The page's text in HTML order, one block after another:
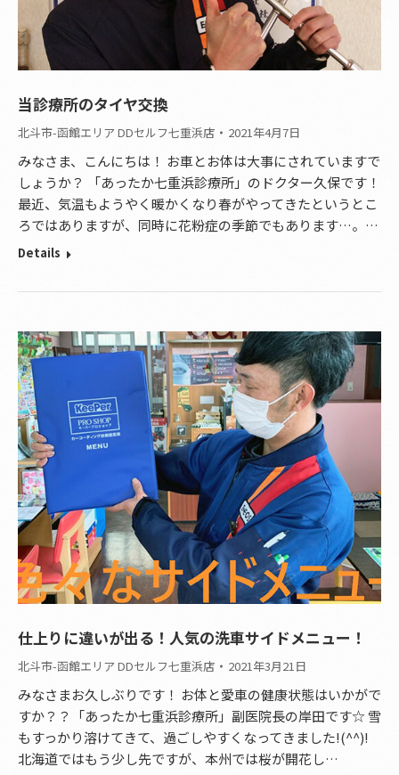
当診療所のタイヤ交換
北斗市-函館エリア DDセルフ七重浜店 2021年4月7日
みなさま、こんにちは！ お車とお体は大事にされていますで
しょうか？ 「あったか七重浜診療所」のドクター久保です！
最近、気温もようやく暖かくなり春がやってきたというとこ
ろではありますが、同時に花粉症の季節でもあります…。…
Details
仕上りに違いが出る！人気の洗車サイドメニュー！
北斗市-函館エリア DDセルフ七重浜店 2021年3月21日
みなさまお久しぶりです！ お体と愛車の健康状態はいかがで
すか？？「あったか七重浜診療所」副医院長の岸田です☆ 雪
もすっかり溶けてきて、過ごしやすくなってきました!(^^)!
北海道ではもう少し先ですが、本州では桜が開花し…